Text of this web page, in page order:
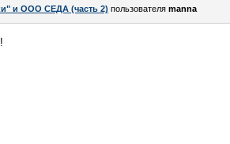
и ООО СЕДА (часть 2) пользователя manna